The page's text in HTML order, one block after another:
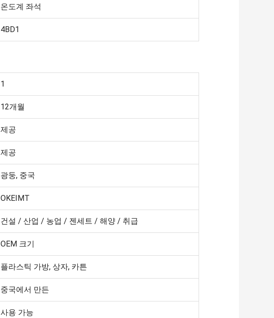
온도계 좌석
4BD1
1
12개월
제공
제공
광둥, 중국
OKEIMT
건설 / 산업 / 농업 / 젠세트 / 해양 / 취급
OEM 크기
플라스틱 가방, 상자, 카튼
중국에서 만든
사용 가능